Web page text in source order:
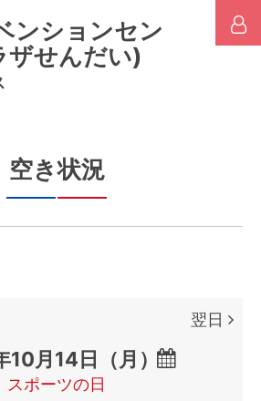
ンションセン
ザせんだい)
空き状況

翌日
スポーツの日